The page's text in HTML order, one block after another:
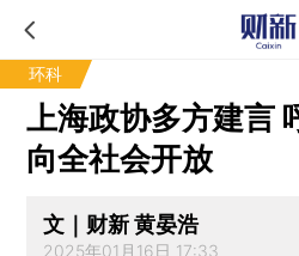
环科
上海政协多方建言
向全社会开放
文｜财新 黄晏浩
2025年01月16日 17:33